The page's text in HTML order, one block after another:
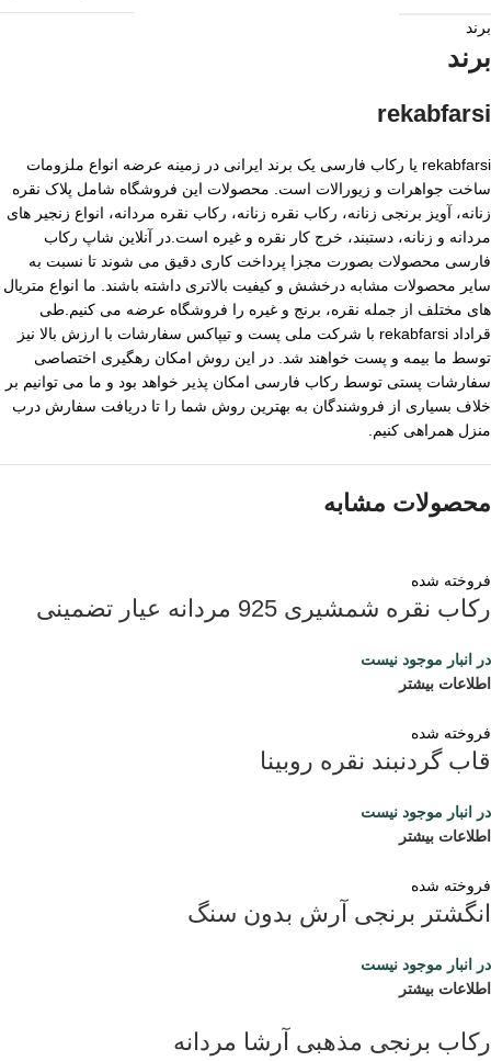
برند
برند
rekabfarsi
rekabfarsi یا رکاب فارسی یک برند ایرانی در زمینه عرضه انواع ملزومات
ساخت جواهرات و زیورالات است. محصولات این فروشگاه شامل پلاک نقره
زنانه، آویز برنجی زنانه، رکاب نقره زنانه، رکاب نقره مردانه، انواع زنجیر های
مردانه و زنانه، دستبند، خرج کار نقره و غیره است.در آنلاین شاپ رکاب
فارسی محصولات بصورت مجزا پرداخت کاری دقیق می شوند تا نسبت به
سایر محصولات مشابه درخشش و کیفیت بالاتری داشته باشند. ما انواع متریال
های مختلف از جمله نقره، برنج و غیره را فروشگاه عرضه می کنیم.طی
قراداد rekabfarsi با شرکت ملی پست و تیپاکس سفارشات با ارزش بالا نیز
توسط ما بیمه و پست خواهند شد. در این روش امکان رهگیری اختصاصی
سفارشات پستی توسط رکاب فارسی امکان پذیر خواهد بود و ما می توانیم بر
خلاف بسیاری از فروشندگان به بهترین روش شما را تا دریافت سفارش درب
منزل همراهی کنیم.
محصولات مشابه
فروخته شده
رکاب نقره شمشیری 925 مردانه عیار تضمینی
در انبار موجود نیست
اطلاعات بیشتر
فروخته شده
قاب گردنبند نقره روبینا
در انبار موجود نیست
اطلاعات بیشتر
فروخته شده
انگشتر برنجی آرش بدون سنگ
در انبار موجود نیست
اطلاعات بیشتر
رکاب برنجی مذهبی آرشا مردانه